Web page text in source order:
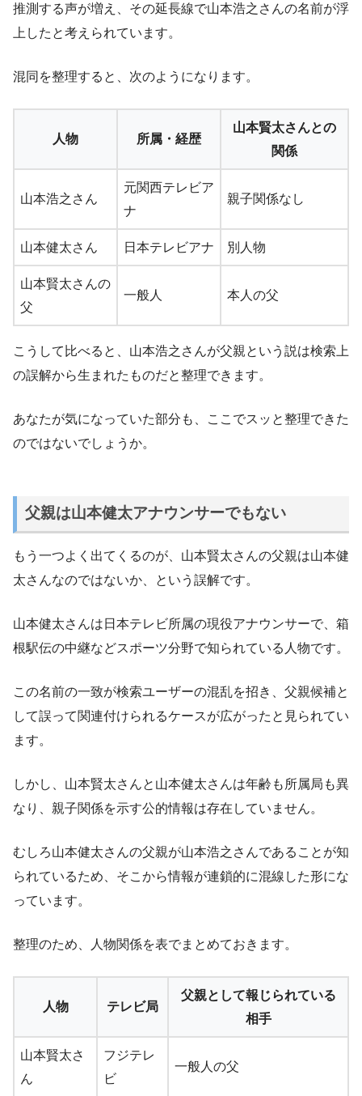
推測する声が増え、その延長線で山本浩之さんの名前が浮
上したと考えられています。
混同を整理すると、次のようになります。
人物 所属・経歴
山本賢太さんとの
関係
山本浩之さん
元関西テレビア
ナ
親子関係なし
山本健太さん 日本テレビアナ 別人物
山本賢太さんの
父
一般人 本人の父
こうして比べると、山本浩之さんが父親という説は検索上
の誤解から生まれたものだと整理できます。
あなたが気になっていた部分も、ここでスッと整理できた
のではないでしょうか。
父親は山本健太アナウンサーでもない
もう一つよく出てくるのが、山本賢太さんの父親は山本健
太さんなのではないか、という誤解です。
山本健太さんは日本テレビ所属の現役アナウンサーで、箱
根駅伝の中継などスポーツ分野で知られている人物です。
この名前の一致が検索ユーザーの混乱を招き、父親候補と
して誤って関連付けられるケースが広がったと見られてい
ます。
しかし、山本賢太さんと山本健太さんは年齢も所属局も異
なり、親子関係を示す公的情報は存在していません。
むしろ山本健太さんの父親が山本浩之さんであることが知
られているため、そこから情報が連鎖的に混線した形にな
っています。
整理のため、人物関係を表でまとめておきます。
人物 テレビ局
父親として報じられている
相手
山本賢太さ
ん
フジテレ
ビ
一般人の父